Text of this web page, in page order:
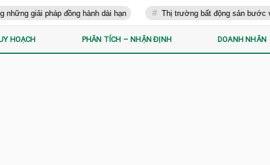
pháp đồng hành dài hạn Thị trường bất động sản bước vào giai
HOẠCH PHÂN TÍCH – NHẬN ĐỊNH DOANH NHÂN